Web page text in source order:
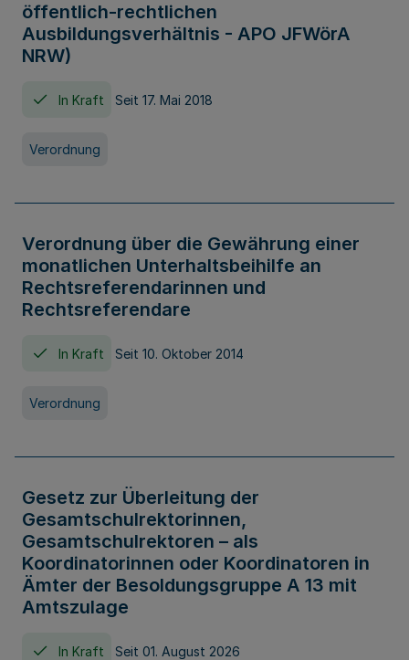
öffentlich-rechtlichen
Ausbildungsverhältnis - APO JFWörA
NRW)
In Kraft Seit 17. Mai 2018
Verordnung
Verordnung über die Gewährung einer
monatlichen Unterhaltsbeihilfe an
Rechtsreferendarinnen und
Rechtsreferendare
In Kraft Seit 10. Oktober 2014
Verordnung
Gesetz zur Überleitung der
Gesamtschulrektorinnen,
Gesamtschulrektoren – als
Koordinatorinnen oder Koordinatoren in
Ämter der Besoldungsgruppe A 13 mit
Amtszulage
In Kraft Seit 01. August 2026